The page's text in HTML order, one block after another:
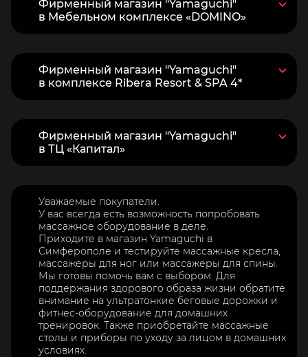
Фирменный магазин "Yamaguchi"
в Мебельном комплексе «DOMINO»
Фирменный магазин "Yamaguchi"
в комплексе Ribera Resort & SPA 4*
Фирменный магазин "Yamaguchi"
в ТЦ «Капитал»
Уважаемые покупатели.
У вас всегда есть возможность попробовать
массажное оборудование в деле.
Приходите в магазин Yamaguchi в
Симферополе и тестируйте массажные кресла,
массажеры для ног или массажеры для спины.
Мы готовы помочь вам с выбором. Для
поддержания здорового образа жизни обратите
внимание на ультратонкие беговые дорожки и
фитнес-оборудование для домашних
тренировок. Также приобретайте массажные
столы и приборы по уходу за лицом в домашних
условиях.